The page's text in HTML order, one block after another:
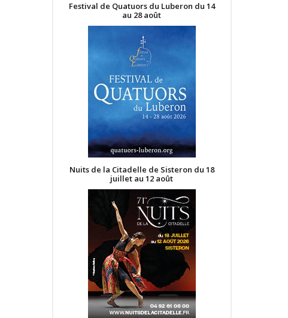
Festival de Quatuors du Luberon du 14
au 28 août
Nuits de la Citadelle de Sisteron du 18
juillet au 12 août